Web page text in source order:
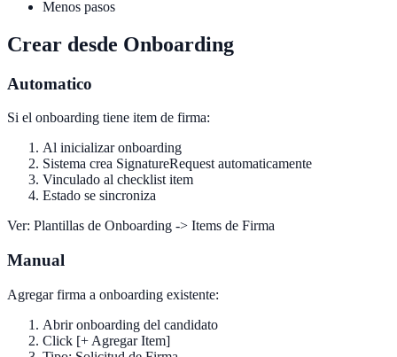
Menos pasos
Crear desde Onboarding
Automatico
Si el onboarding tiene item de firma:
Al inicializar onboarding
Sistema crea SignatureRequest automaticamente
Vinculado al checklist item
Estado se sincroniza
Ver: Plantillas de Onboarding -> Items de Firma
Manual
Agregar firma a onboarding existente:
Abrir onboarding del candidato
Click [+ Agregar Item]